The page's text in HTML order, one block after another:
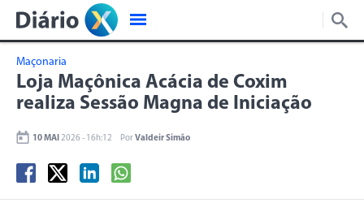
Maçonaria
Loja Maçônica Acácia de Coxim
realiza Sessão Magna de Iniciação
10 MAI 2026 - 16h:12 PorValdeir Simão